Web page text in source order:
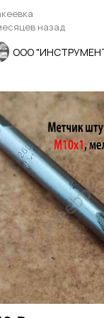
назад
ООО